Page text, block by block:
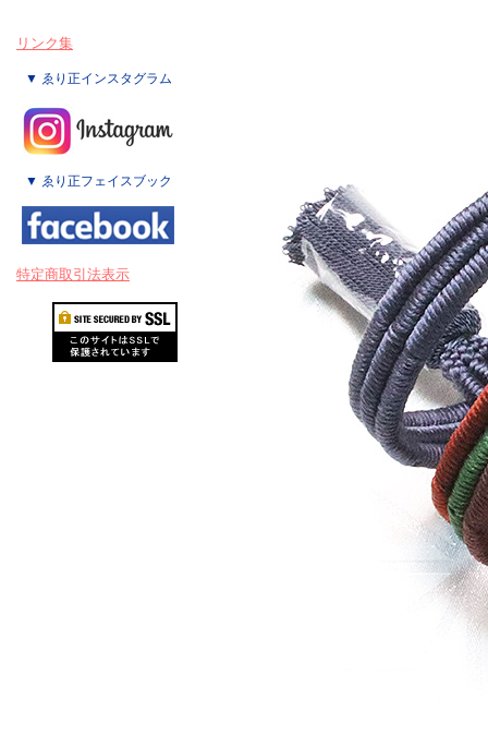
リンク集
▼ ゑり正インスタグラム
▼ ゑり正フェイスブック
特定商取引法表示